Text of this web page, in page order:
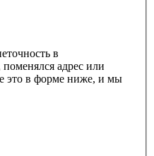
в
адрес или
это в форме ниже, и мы